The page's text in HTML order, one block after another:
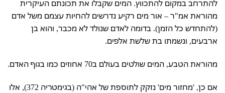
להתרחב במקום להתכווץ. המים שקבלו את תכונתם העיקרית
מהוראת אמ"ר – אור מים רקיע נדרשים להחיות עצמם משל אדם
(להתחדש כל הזמן). בדומה לאדם שנולד לא מכבר, והוא בן
ארבעים, ונשמתו בת שלשת אלפים.
מהוראת הטבע, המים שולטים בעולם ב70 אחוזים כמו בגוף האדם.
אם כן, 'מחזור מים' נזקק לתוספת של אהי"ה (בגימטריה 372), אלו